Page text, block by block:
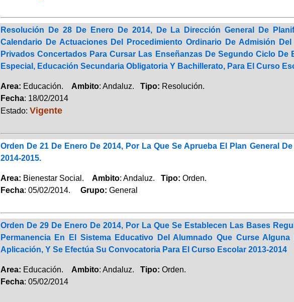
Resolución De 28 De Enero De 2014, De La Dirección General De
Calendario De Actuaciones Del Procedimiento Ordinario De Admisión
Privados Concertados Para Cursar Las Enseñanzas De Segundo Ciclo
Especial, Educación Secundaria Obligatoria Y Bachillerato, Para El Curso
Area: Educación. Ambito: Andaluz. Tipo: Resolución.
Fecha: 18/02/2014
Estado: Vigente
Orden De 21 De Enero De 2014, Por La Que Se Aprueba El Plan General
2014-2015.
Area: Bienestar Social. Ambito: Andaluz. Tipo: Orden.
Fecha: 05/02/2014. Grupo: General
Orden De 29 De Enero De 2014, Por La Que Se Establecen Las Bases
Permanencia En El Sistema Educativo Del Alumnado Que Curse
Aplicación, Y Se Efectúa Su Convocatoria Para El Curso Escolar 2013-2014
Area: Educación. Ambito: Andaluz. Tipo: Orden.
Fecha: 05/02/2014